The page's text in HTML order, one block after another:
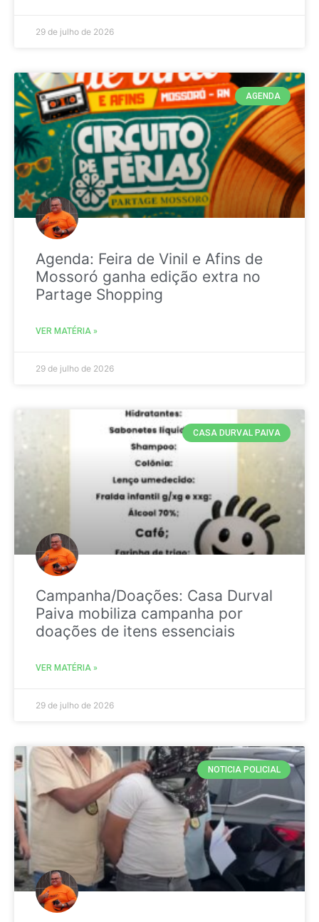
29 de julho de 2026
AGENDA
Agenda: Feira de Vinil e Afins de
Mossoró ganha edição extra no
Partage Shopping
VER MATÉRIA »
29 de julho de 2026
CASA DURVAL PAIVA
Campanha/Doações: Casa Durval
Paiva mobiliza campanha por
doações de itens essenciais
VER MATÉRIA »
29 de julho de 2026
NOTICIA POLICIAL